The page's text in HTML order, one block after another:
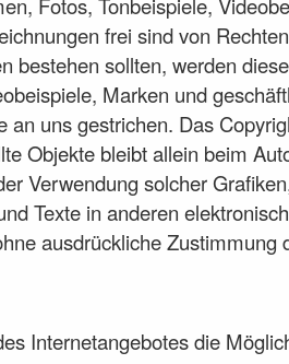
frei sind von
bestehen sollten, werden
Marken und
an uns gestrichen. Das
Objekte bleibt allein beim
Verwendung solcher
Texte in anderen
ausdrückliche Zustimmung
Internetangebotes die